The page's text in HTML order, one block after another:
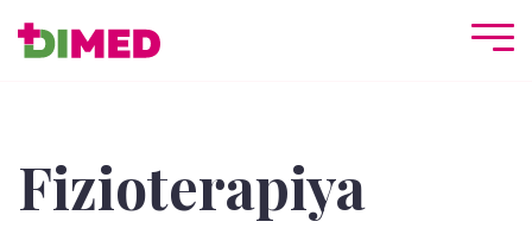
Fizioterapiya